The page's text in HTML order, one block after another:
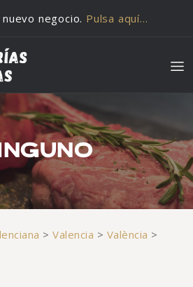
negocio. Pulsa aquí…
>Valencia > València >